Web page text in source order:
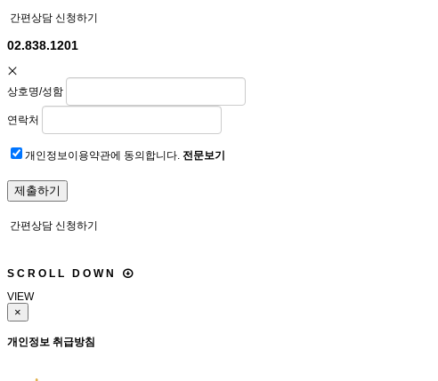
간편상담 신청하기
02.838.1201
상호명/성함
연락처
개인정보이용약관에 동의합니다. 전문보기
간편상담 신청하기
S C R O L L D O W N
VIEW
×
개인정보 취급방침